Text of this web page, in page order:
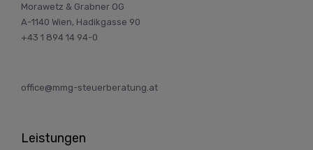
Morawetz & Grabner OG
A-1140 Wien, Hadikgasse 90
+43 1 894 14 94-0
office@mmg-steuerberatung.at
Leistungen